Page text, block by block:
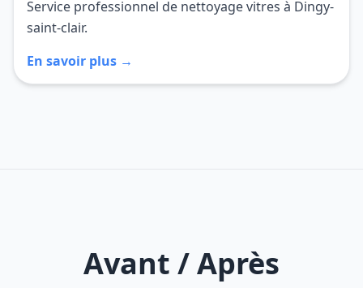
Service professionnel de nettoyage vitres à Dingy-
saint-clair.
En savoir plus →
Avant / Après